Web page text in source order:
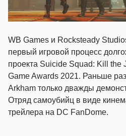
WB Games и Rocksteady
первый игровой процесс
проекта Suicide Squad: Kill the
Game Awards 2021. Раньше
Arkham только дважды
Отряд самоубийц в виде
трейлера на DC FanDome.